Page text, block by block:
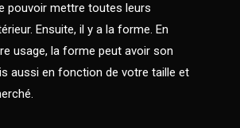
pouvoir mettre toutes leurs
Ensuite, il y a la forme. En
usage, la forme peut avoir son
aussi en fonction de votre taille et